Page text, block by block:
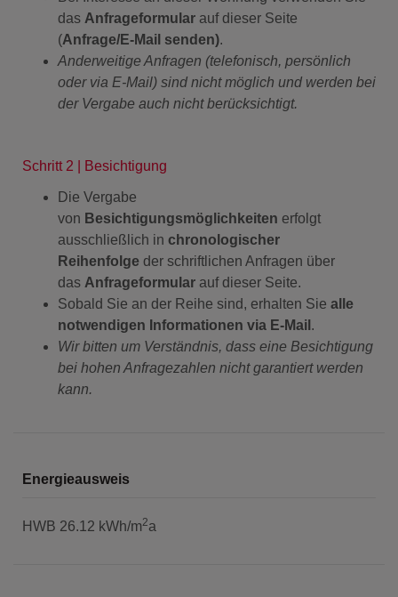
das Anfrageformular auf dieser Seite
(Anfrage/E-Mail senden).
Anderweitige Anfragen (telefonisch, persönlich
oder via E-Mail) sind nicht möglich und werden bei
der Vergabe auch nicht berücksichtigt.
Schritt 2 | Besichtigung
Die Vergabe
von Besichtigungsmöglichkeiten erfolgt
ausschließlich in chronologischer
Reihenfolge der schriftlichen Anfragen über
das Anfrageformular auf dieser Seite.
Sobald Sie an der Reihe sind, erhalten Sie alle
notwendigen Informationen via E-Mail .
Wir bitten um Verständnis, dass eine Besichtigung
bei hohen Anfragezahlen nicht garantiert werden
kann.
Energieausweis
HWB 26.12 kWh/m2a